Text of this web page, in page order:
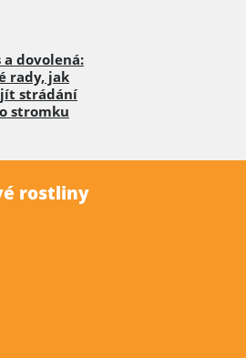
a dovolená:
rady, jak
strádání
stromku
rostliny